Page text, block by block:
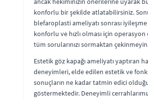
konforlu bir şekilde atlatabilirsiniz.
blefaroplasti ameliyatı sonrası
konforlu ve hızlı olması için
tüm sorularınızı sormaktan
Estetik göz kapağı ameliyatı yaptıran
deneyimleri, elde edilen estetik ve
sonuçların ne kadar tatmin edici
göstermektedir. Deneyimli